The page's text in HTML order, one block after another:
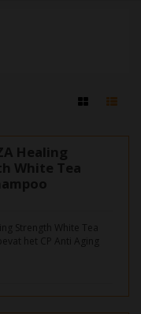
Healing
White Tea
Strength White Tea
het CP Anti Aging
de tekenen van
keren en om het haar
en een jeugdige